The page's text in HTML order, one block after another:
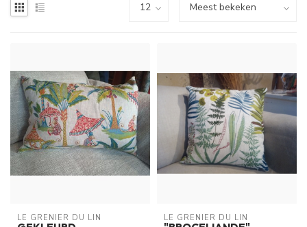
LE GRENIER DU LIN LE GRENIER DU LIN